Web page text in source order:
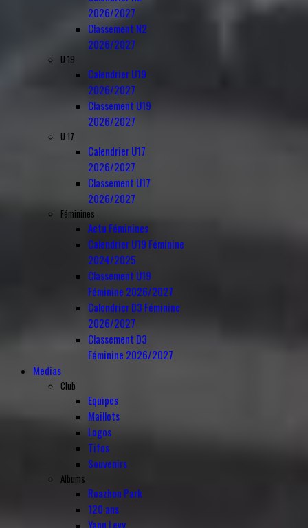
2026/2027
Classement N2
2026/2027
U 19
Calendrier U19
2026/2027
Classement U19
2026/2027
U 17
Calendrier U17
2026/2027
Classement U17
2026/2027
Féminines
Actu Féminines
Calendrier U19 Féminine
2024/2025
Classement U19
Féminine 2026/2027
Calendrier D3 Féminine
2026/2027
Classement D3
Féminine 2026/2027
Medias
Club
Equipes
Maillots
Logos
Tifos
Souvenirs
Albums
Roazhon Park
120 ans
Yann Levy